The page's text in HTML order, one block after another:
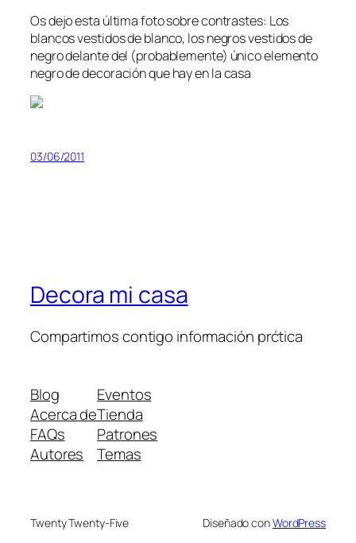
Os dejo esta última foto sobre contrastes: Los
blancos vestidos de blanco, los negros vestidos de
negro delante del (probablemente) único elemento
negro de decoración que hay en la casa
03/06/2011
Decora mi casa
Compartimos contigo información prćtica
Blog
Acerca de
FAQs
Autores
Eventos
Tienda
Patrones
Temas
Twenty Twenty-Five Diseñado conWordPress